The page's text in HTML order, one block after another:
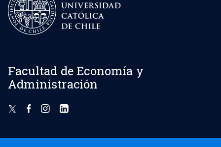
Facultad de Economía y
Administración